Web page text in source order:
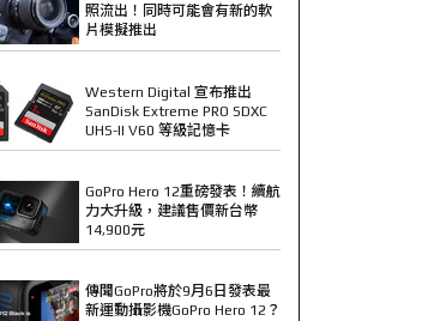
照流出！同時可能會有新的軟
片模擬推出
Western Digital 宣布推出
SanDisk Extreme PRO SDXC
UHS-II V60 等級記憶卡
GoPro Hero 12重磅發表！續航
力大升級，建議售價新台幣
14,900元
傳聞GoPro將於9月6日發表最
新運動攝影機GoPro Hero 12？